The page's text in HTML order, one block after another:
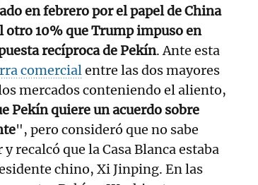
en febrero por el papel de China
10% que Trump impuso en
recíproca de Pekín. Ante esta
comercialentre las dos mayores
mercados conteniendo el aliento,
Pekín quiere un acuerdo sobre
", pero consideró que no sabe
recalcó que la Casa Blanca estaba
chino, Xi Jinping. En las